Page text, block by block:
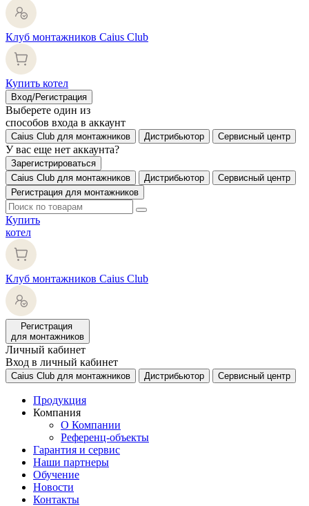
Клуб монтажников Caius Club
Купить котел
Вход/Регистрация
Выберете один из
способов входа в аккаунт
Caius Club для монтажников Дистрибьютор Сервисный центр
У вас еще нет аккаунта?
Зарегистрироваться
Caius Club для монтажников
Дистрибьютор
Сервисный центр
Регистрация для монтажников
Купить
котел
Клуб монтажников Caius Club
Регистрация
для монтажников
Личный кабинет
Вход в личный кабинет
Caius Club для монтажников Дистрибьютор Сервисный центр
Продукция
Компания
О Компании
Референц-объекты
Гарантия и сервис
Наши партнеры
Обучение
Новости
Контакты